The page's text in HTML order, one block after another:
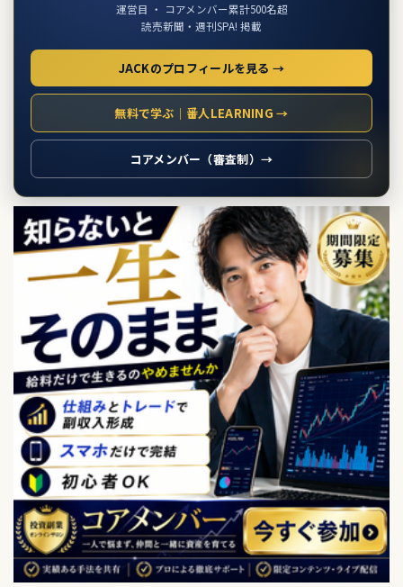
運営目 ・ コアメンバー累計500名超
読売新聞・週刊SPA! 掲載
JACKのプロフィールを見る →
無料で学ぶ｜番人LEARNING →
コアメンバー（審査制）→